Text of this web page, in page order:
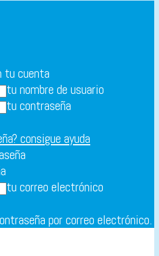
tu cuenta
tu nombre de usuario
tu contraseña
consigue ayuda
tu correo electrónico
por correo electrónico.